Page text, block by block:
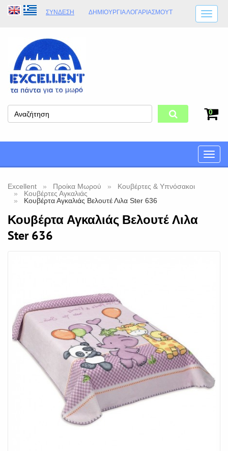
ΣΎΝΔΕΣΗ ΔΗΜΙΟΥΡΓΊΑ ΛΟΓΑΡΙΑΣΜΟΎT
ΩΡΆΡΙΟ ΚΑΤΑΣΤΉΜΑΤΟΣ
ΦΥΣΙΚΌ ΚΑΤΆΣΤΗΜΑ
0
Toggle
Excellent Προίκα Μωρού
Κουβέρτες & Υπνόσακοι
Κουβέρτες Αγκαλιάς
Κουβέρτα Αγκαλιάς Βελουτέ Λιλα Ster 636
Κουβέρτα Αγκαλιάς Βελουτέ Λιλα
Ster 636